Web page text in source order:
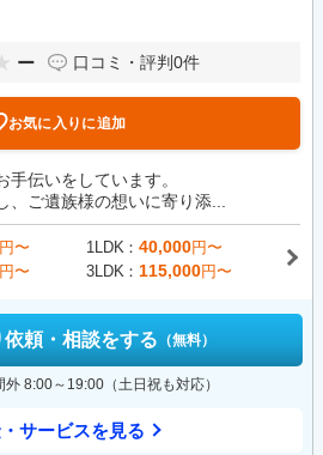
ー 口コミ・評判0件
お気に入りに追加
伝いをしています。
、ご遺族様の想いに寄り添...
円〜 1LDK 40,000円〜
円〜 3LDK 115,000円〜
依頼・相談をする （無料）
8:00～19:00（土日祝も対応）
サービスを見る